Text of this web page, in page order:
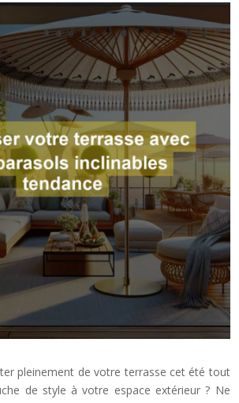
pleinement de votre terrasse cet été tout
de style à votre espace extérieur ? Ne